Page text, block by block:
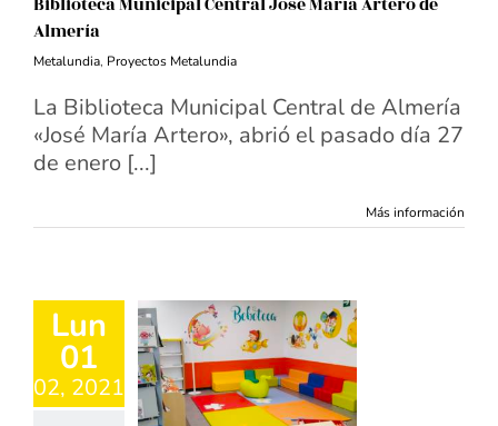
Almería
Metalundia, Proyectos Metalundia
La Biblioteca Municipal Central de Almería
«José María Artero», abrió el pasado día 27
de enero [...]
Más información
Lun
01
02, 2021
Inauguración de la
nueva Biblioteca del
Señorío de Illescas en
Diciembre 2020